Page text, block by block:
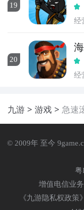
19
经
20
具
经
九游 游戏 急速
© 2009年 至今
粤
增值电信业
《九游隐私权政策》